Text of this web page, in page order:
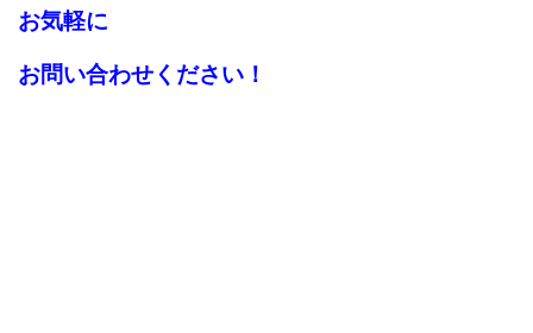
お気軽に
お問い合わせください！